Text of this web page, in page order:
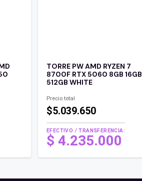
TORRE PW AMD RYZEN 7
8700F RTX 5060 8GB 16GB
512GB WHITE
Precio total
$5.039.650
EFECTIVO / TRANSFERENCIA:
$4.235.000